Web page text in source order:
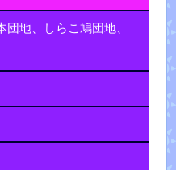
地、しらこ鳩団地、